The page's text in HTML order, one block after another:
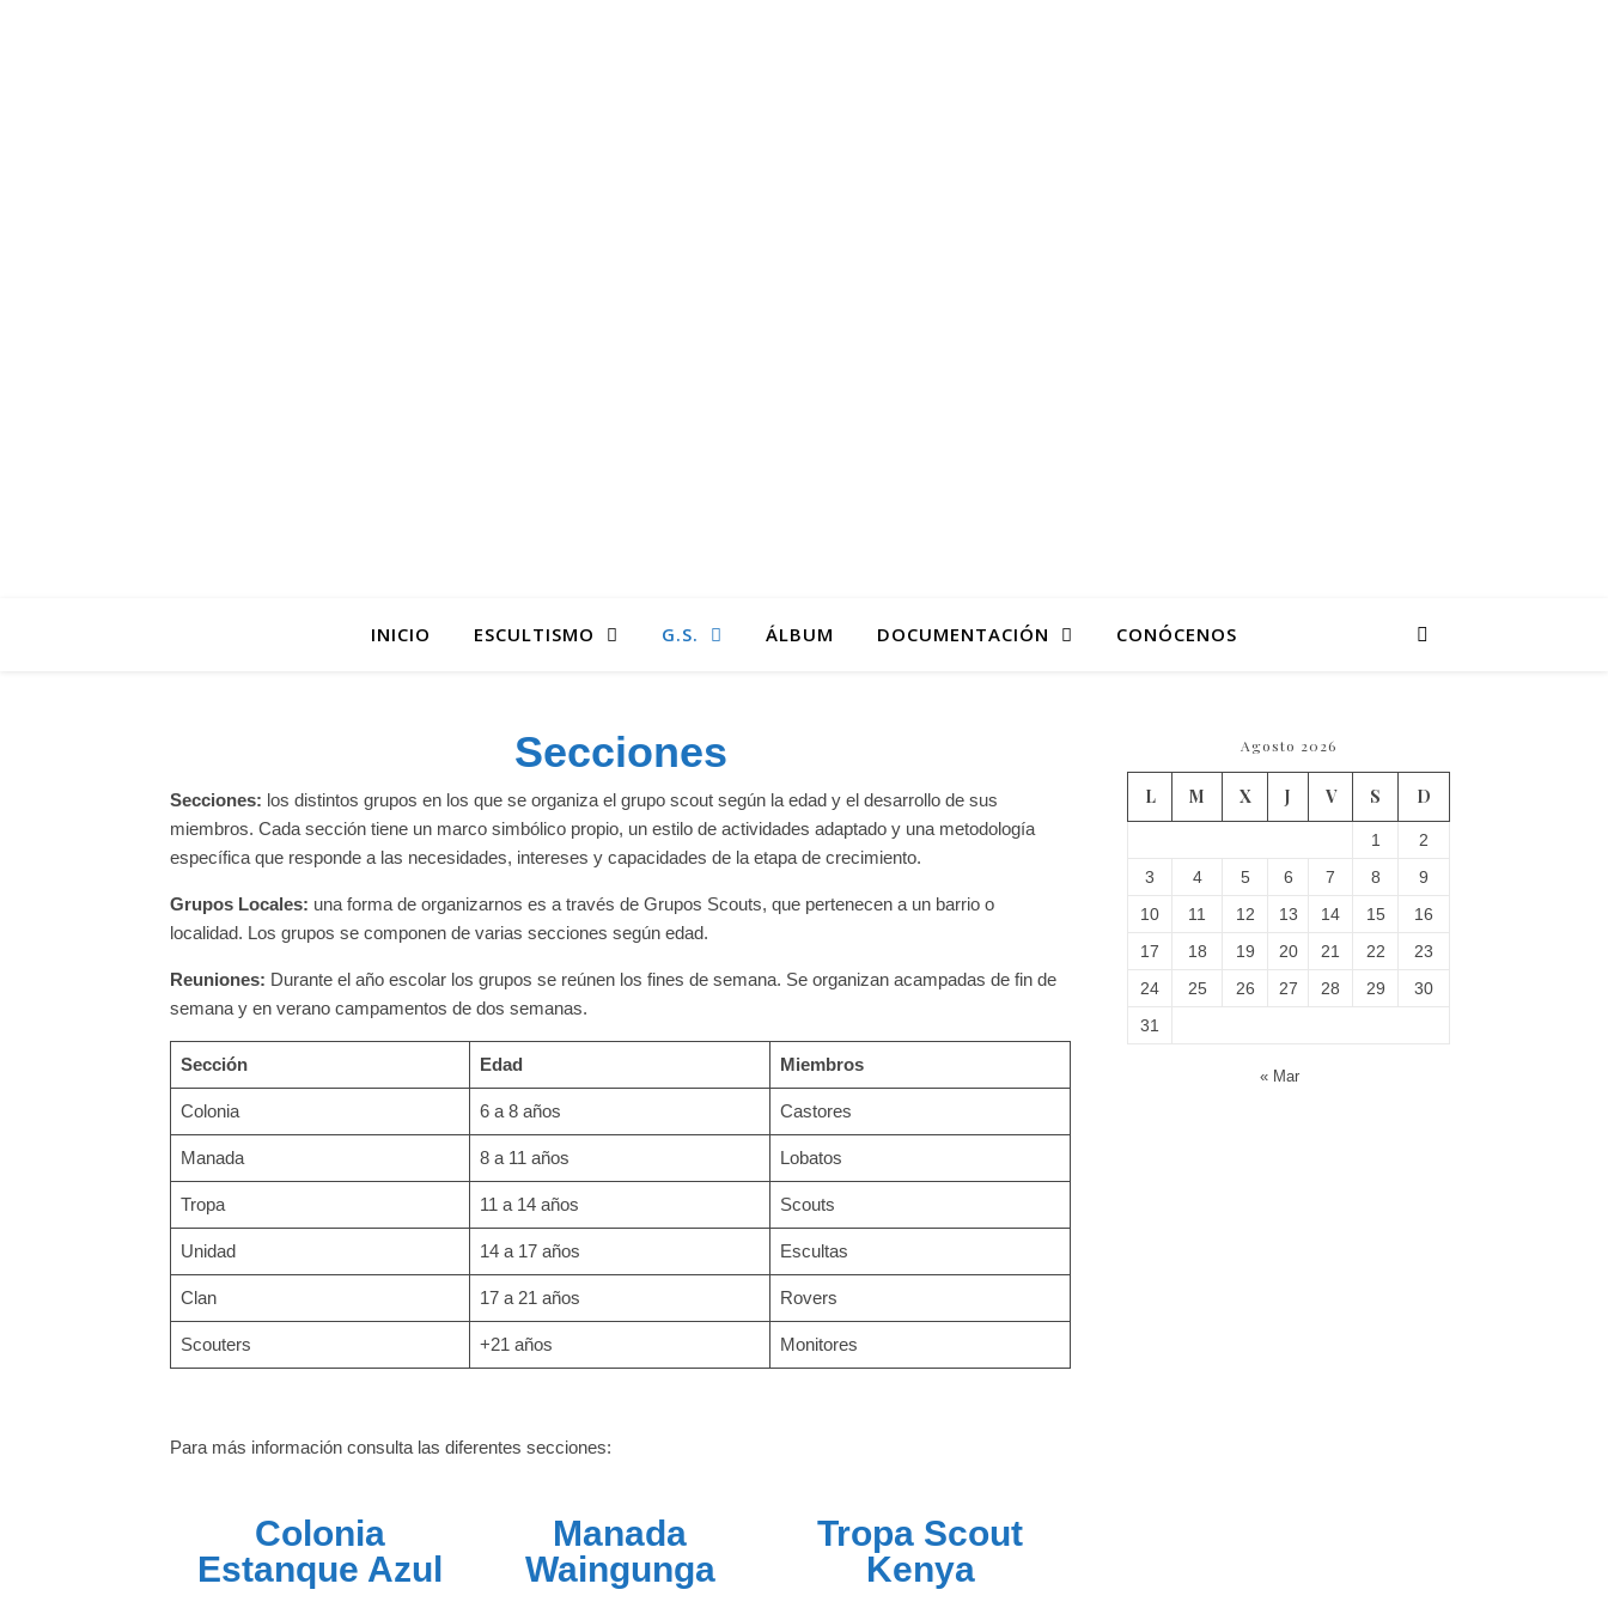
INICIO ESCULTISMO G.S. ÁLBUM DOCUMENTACIÓN CONÓCENOS
Secciones
Secciones: los distintos grupos en los que se organiza el grupo scout según la edad y el desarrollo de sus
miembros. Cada sección tiene un marco simbólico propio, un estilo de actividades adaptado y una metodología
específica que responde a las necesidades, intereses y capacidades de la etapa de crecimiento.
Grupos Locales: una forma de organizarnos es a través de Grupos Scouts, que pertenecen a un barrio o
localidad. Los grupos se componen de varias secciones según edad.
Reuniones: Durante el año escolar los grupos se reúnen los fines de semana. Se organizan acampadas de fin de
semana y en verano campamentos de dos semanas.
Sección Edad Miembros
Colonia 6 a 8 años Castores
Manada 8 a 11 años Lobatos
Tropa 11 a 14 años Scouts
Unidad 14 a 17 años Escultas
Clan 17 a 21 años Rovers
Scouters +21 años Monitores
Para más información consulta las diferentes secciones:
Colonia
Estanque Azul
Manada
Waingunga
Tropa Scout
Kenya
Agosto 2026
L M X J V S D
1
2
3
4 5 6 7 8
9
10
11 12 13 14 15
16
17
18 19 20 21 22
23
24
25 26 27 28 29
30
31
« Mar